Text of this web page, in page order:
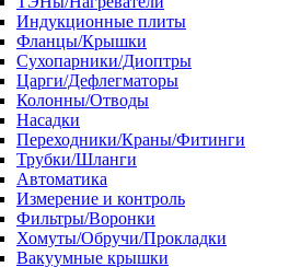
Индукционные плиты
Фланцы/Крышки
Сухопарники/Диоптры
Царги/Дефлегматоры
Колонны/Отводы
Насадки
Переходники/Краны/Фитинги
Трубки/Шланги
Автоматика
Измерение и контроль
Фильтры/Воронки
Хомуты/Обручи/Прокладки
Вакуумные крышки